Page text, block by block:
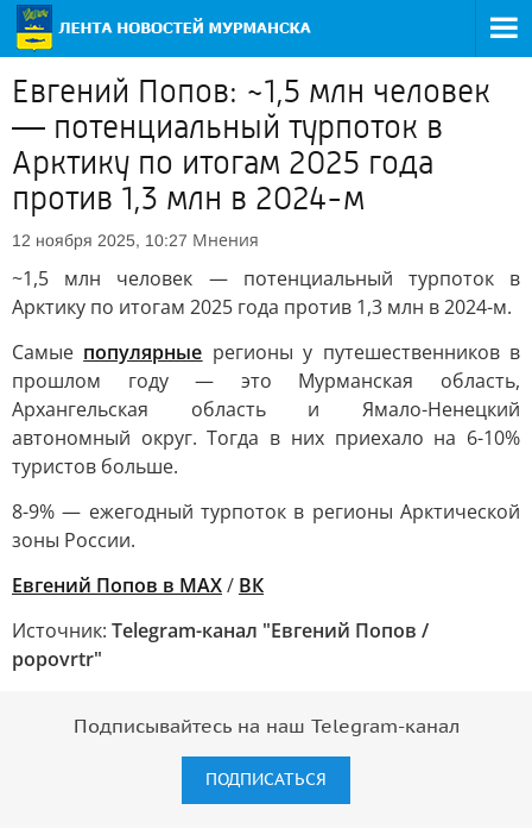
Евгений Попов: ~1,5 млн человек
— потенциальный турпоток в
Арктику по итогам 2025 года
против 1,3 млн в 2024-м
12 ноября 2025, 10:27 Мнения
~1,5 млн человек — потенциальный турпоток в
Арктику по итогам 2025 года против 1,3 млн в 2024-м.
Самые популярные регионы у путешественников в
прошлом году — это Мурманская область,
Архангельская область и Ямало-Ненецкий
автономный округ. Тогда в них приехало на 6-10%
туристов больше.
8-9% — ежегодный турпоток в регионы Арктической
зоны России.
Евгений Попов в MAX/ ВК
Источник: Telegram-канал "Евгений Попов /
popovrtr"
Подписывайтесь на наш Telegram-канал
ПОДПИСАТЬСЯ